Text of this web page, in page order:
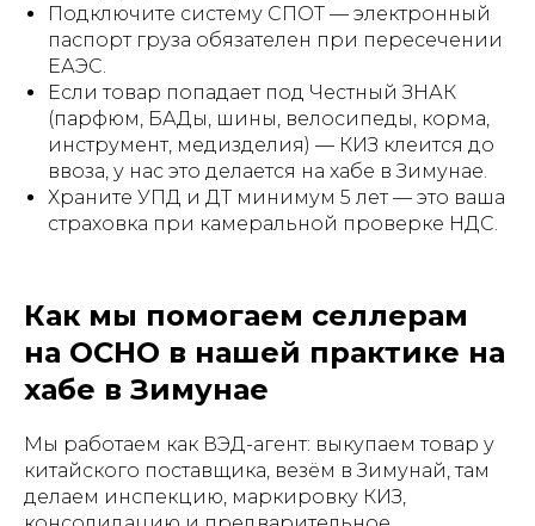
Подключите систему СПОТ — электронный
паспорт груза обязателен при пересечении
ЕАЭС.
Если товар попадает под Честный ЗНАК
(парфюм, БАДы, шины, велосипеды, корма,
инструмент, медизделия) — КИЗ клеится до
ввоза, у нас это делается на хабе в Зимунае.
Храните УПД и ДТ минимум 5 лет — это ваша
страховка при камеральной проверке НДС.
Как мы помогаем селлерам
на ОСНО в нашей практике на
хабе в Зимунае
Мы работаем как ВЭД-агент: выкупаем товар у
китайского поставщика, везём в Зимунай, там
делаем инспекцию, маркировку КИЗ,